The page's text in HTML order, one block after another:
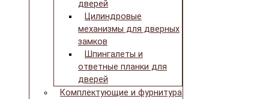
дверей
Цилиндровые
механизмы для дверных
замков
Шпингалеты и
ответные планки для
дверей
Комплектующие и фурнитура